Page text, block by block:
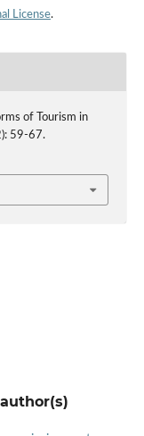
License.
of Tourism in
59-67.